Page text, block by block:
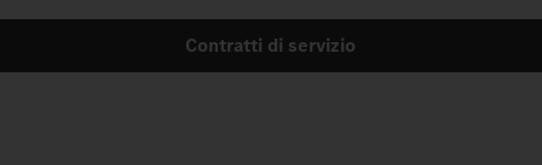
Contratti di servizio